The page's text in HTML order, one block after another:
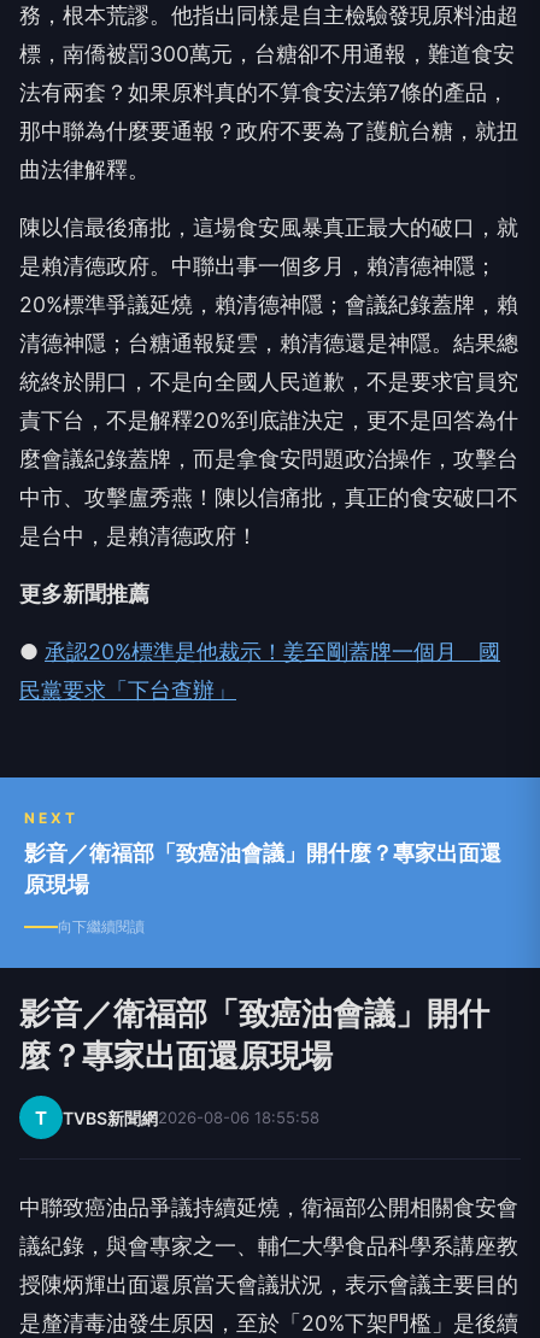
務，根本荒謬。他指出同樣是自主檢驗發現原料油超
標，南僑被罰300萬元，台糖卻不用通報，難道食安
法有兩套？如果原料真的不算食安法第7條的產品，
那中聯為什麼要通報？政府不要為了護航台糖，就扭
曲法律解釋。
陳以信最後痛批，這場食安風暴真正最大的破口，就
是賴清德政府。中聯出事一個多月，賴清德神隱；
20%標準爭議延燒，賴清德神隱；會議紀錄蓋牌，賴
清德神隱；台糖通報疑雲，賴清德還是神隱。結果總
統終於開口，不是向全國人民道歉，不是要求官員究
責下台，不是解釋20%到底誰決定，更不是回答為什
麼會議紀錄蓋牌，而是拿食安問題政治操作，攻擊台
中市、攻擊盧秀燕！陳以信痛批，真正的食安破口不
是台中，是賴清德政府！
更多新聞推薦
● 承認20%標準是他裁示！姜至剛蓋牌一個月 國
民黨要求「下台查辦」
NEXT
影音／衛福部「致癌油會議」開什麼？專家出面還
原現場
向下繼續閱讀
影音／衛福部「致癌油會議」開什
麼？專家出面還原現場
T TVBS新聞網2026-08-06 18:55:58
中聯致癌油品爭議持續延燒，衛福部公開相關食安會
議紀錄，與會專家之一、輔仁大學食品科學系講座教
授陳炳輝出面還原當天會議狀況，表示會議主要目的
是釐清毒油發生原因，至於「20%下架門檻」是後續